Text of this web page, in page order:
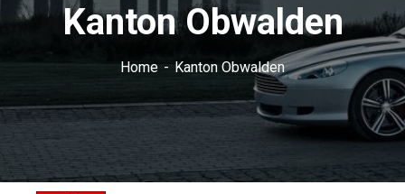
Kanton Obwalden
Home Kanton Obwalden